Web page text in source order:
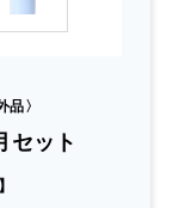
品〉
セット